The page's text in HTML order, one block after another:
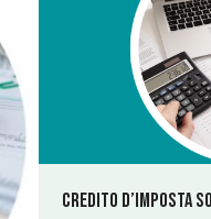
Credito d’imposta